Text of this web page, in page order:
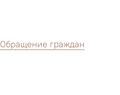
Обращение граждан